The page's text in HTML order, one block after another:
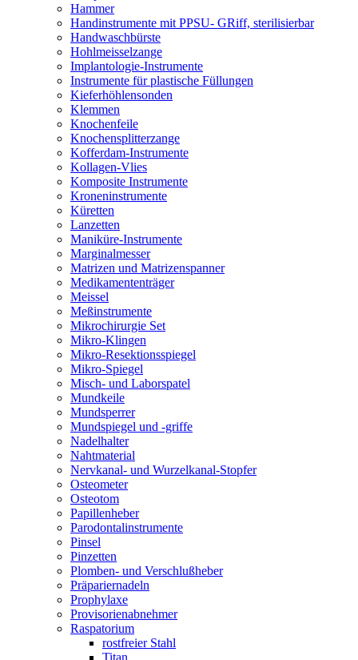
Hammer
Handinstrumente mit PPSU- GRiff, sterilisierbar
Handwaschbürste
Hohlmeisselzange
Implantologie-Instrumente
Instrumente für plastische Füllungen
Kieferhöhlensonden
Klemmen
Knochenfeile
Knochensplitterzange
Kofferdam-Instrumente
Kollagen-Vlies
Komposite Instrumente
Kroneninstrumente
Küretten
Lanzetten
Maniküre-Instrumente
Marginalmesser
Matrizen und Matrizenspanner
Medikamententräger
Meissel
Meßinstrumente
Mikrochirurgie Set
Mikro-Klingen
Mikro-Resektionsspiegel
Mikro-Spiegel
Misch- und Laborspatel
Mundkeile
Mundsperrer
Mundspiegel und -griffe
Nadelhalter
Nahtmaterial
Nervkanal- und Wurzelkanal-Stopfer
Osteometer
Osteotom
Papillenheber
Parodontalinstrumente
Pinsel
Pinzetten
Plomben- und Verschlußheber
Präpariernadeln
Prophylaxe
Provisorienabnehmer
Raspatorium
rostfreier Stahl
Titan